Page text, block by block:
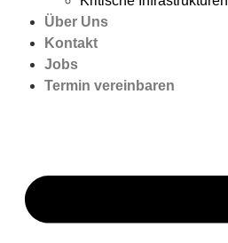
Über Uns
Kontakt
Jobs
Termin vereinbaren